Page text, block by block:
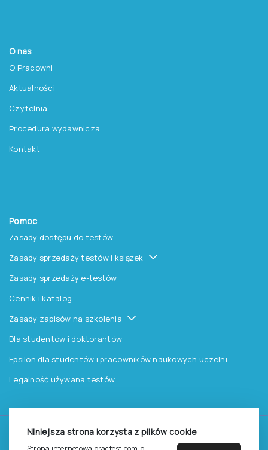
Niniejsza strona korzysta z plików cookie
O nas
O Pracowni
Aktualności
Czytelnia
Procedura wydawnicza
Kontakt
Pomoc
Zasady dostępu do testów
Zasady sprzedaży testów i książek
Zasady sprzedaży e-testów
Cennik i katalog
Zasady zapisów na szkolenia
Dla studentów i doktorantów
Epsilon dla studentów i pracowników naukowych uczelni
Legalność używana testów
Pracownia Testów Psychologicznych Polskiego